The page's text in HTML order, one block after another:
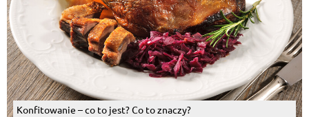
Konfitowanie – co to jest? Co to znaczy?